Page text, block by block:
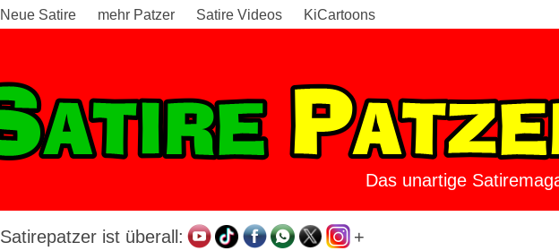
Neue Satire mehr Patzer Satire Videos KiCartoons
Das unartige
Satirepatzer ist überall: +